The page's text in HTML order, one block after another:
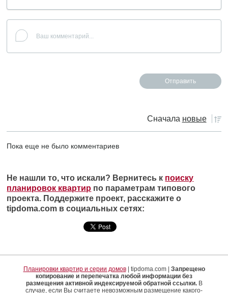
Сначала новые
Пока еще не было комментариев
Не нашли то, что искали? Вернитесь к поиску
планировок квартир по параметрам типового
проекта. Поддержите проект, расскажите о
tipdoma.com в социальных сетях:
Планировки квартир и серии домов| tipdoma.com | Запрещено
копирование и перепечатка любой информации без
размещения активной индексируемой обратной ссылки.В
случае, если Вы считаете невозможным размещение какого-